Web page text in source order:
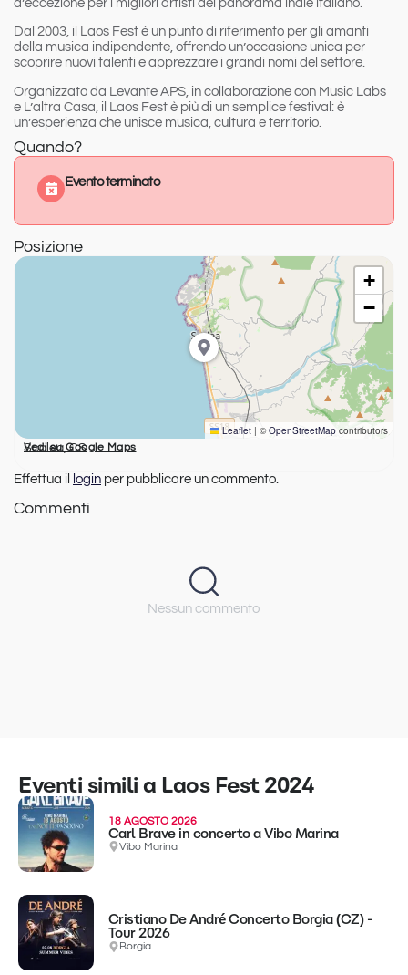
d’eccezione per i migliori artisti del panorama indie italiano.
Dal 2003, il Laos Fest è un punto di riferimento per gli amanti
della musica indipendente, offrendo un’occasione unica per
scoprire nuovi talenti e apprezzare i grandi nomi del settore.
Organizzato da Levante APS , in collaborazione con Music Labs
e L’altra Casa, il Laos Fest è più di un semplice festival: è
un’esperienza che unisce musica, cultura e territorio.
Quando?
Evento terminato
Posizione
+
−
Leaflet | ©OpenStreetMap contributors
Scalea, CS
Vedi su Google Maps
Effettua il login per pubblicare un commento.
Commenti
Nessun commento
Eventi simili a Laos Fest 2024
18 AGOSTO 2026
Carl Brave in concerto a Vibo Marina
Vibo Marina
Cristiano De André Concerto Borgia (CZ) -
Tour 2026
Borgia